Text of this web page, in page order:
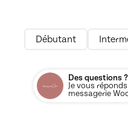
Débutant
Des questions ?
Je vous
messagerie